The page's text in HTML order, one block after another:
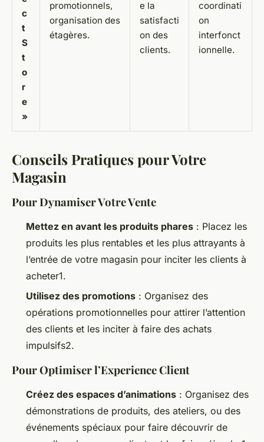
c
t
S
t
o
r
e
»
promotionnels,
organisation des
étagères.
e la
satisfacti
on des
clients.
coordinati
on
interfonct
ionnelle.
Conseils Pratiques pour Votre
Magasin
Pour Dynamiser Votre Vente
Mettez en avant les produits phares : Placez les
produits les plus rentables et les plus attrayants à
l’entrée de votre magasin pour inciter les clients à
acheter1.
Utilisez des promotions : Organisez des
opérations promotionnelles pour attirer l’attention
des clients et les inciter à faire des achats
impulsifs2.
Pour Optimiser l’Experience Client
Créez des espaces d’animations : Organisez des
démonstrations de produits, des ateliers, ou des
événements spéciaux pour faire découvrir de